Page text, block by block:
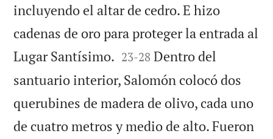
incluyendo el altar de cedro. E hizo
cadenas de oro para proteger la entrada al
Lugar Santísimo. 

23-28 Dentro del
santuario interior, Salomón colocó dos
querubines de madera de olivo, cada uno
de cuatro metros y medio de alto. Fueron